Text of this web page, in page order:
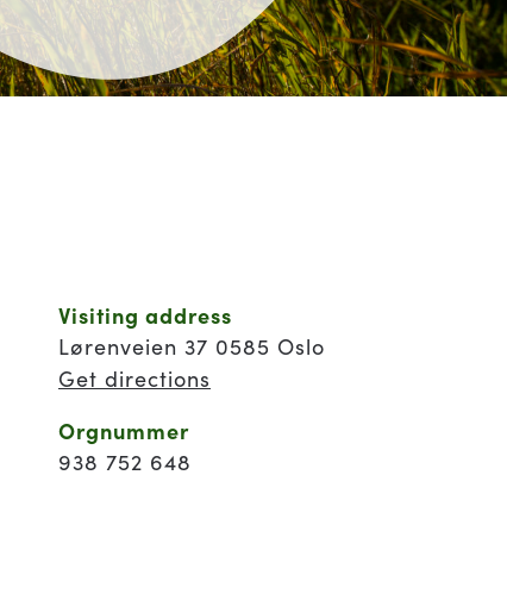
Visiting address
Lørenveien 37 0585 Oslo
Get directions
Orgnummer
938 752 648